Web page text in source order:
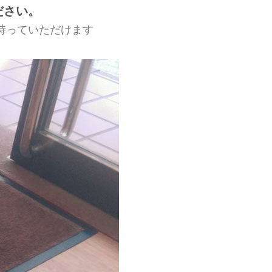
い。
っていただけます